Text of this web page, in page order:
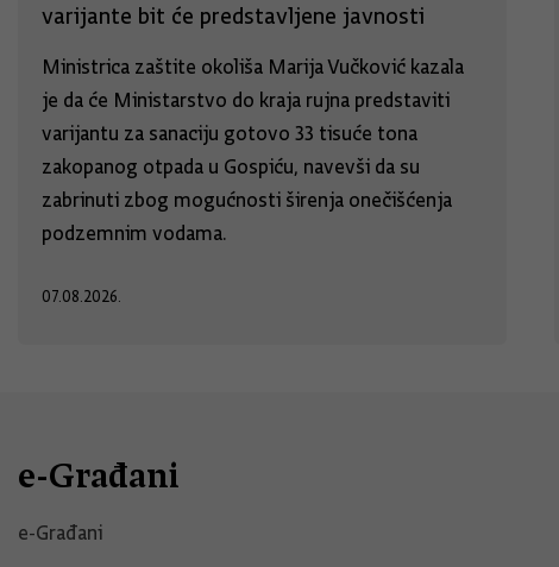
varijante bit će predstavljene javnosti
Ministrica zaštite okoliša Marija Vučković kazala
je da će Ministarstvo do kraja rujna predstaviti
varijantu za sanaciju gotovo 33 tisuće tona
zakopanog otpada u Gospiću, navevši da su
zabrinuti zbog mogućnosti širenja onečišćenja
podzemnim vodama.
07.08.2026.
e-Građani
e-Građani